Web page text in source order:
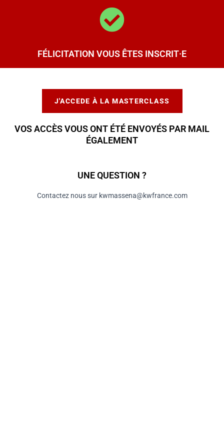
FÉLICITATION VOUS ÊTES INSCRIT·E
J'ACCEDE À LA MASTERCLASS
VOS ACCÈS VOUS ONT ÉTÉ ENVOYÉS PAR MAIL
ÉGALEMENT
UNE QUESTION ?
Contactez nous sur kwmassena@kwfrance.com